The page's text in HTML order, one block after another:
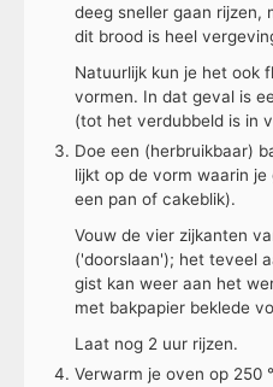
deeg sneller gaan rijzen,
dit brood is heel
Natuurlijk kun je het ook
vormen. In dat geval is
(tot het verdubbeld is in
Doe een (herbruikbaar)
lijkt op de vorm waarin
een pan of cakeblik).
Vouw de vier zijkanten
('doorslaan'); het teveel
gist kan weer aan het
met bakpapier beklede
Laat nog 2 uur rijzen.
Verwarm je oven op 250